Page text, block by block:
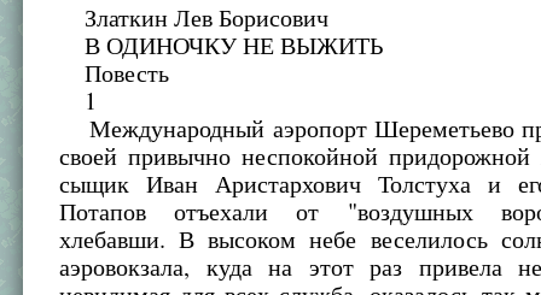
Златкин Лев Борисович
В ОДИНОЧКУ НЕ ВЫЖИТЬ
Повесть
1
Международный аэропорт Шереметьево
своей привычно неспокойной
сыщик Иван Аристархович Толстуха и
Потапов отъехали от "воздушных
хлебавши. В высоком небе веселилось
аэровокзала, куда на этот раз привела